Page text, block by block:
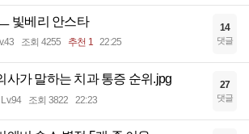
빛베리 안스타
조회 4255 추천 1 22:25
14
댓글
사가 말하는 치과 통증 순위.jpg
Lv.94 조회 3822 22:23
27
댓글